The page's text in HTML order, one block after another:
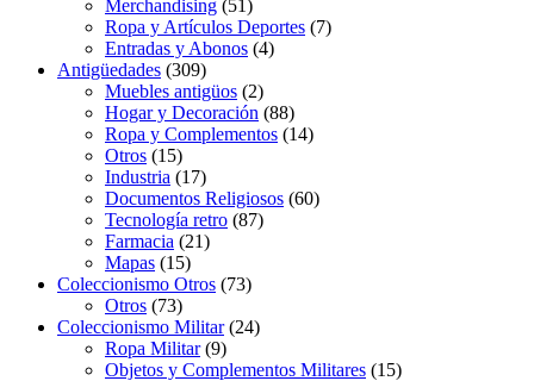
Merchandising (51)
Ropa y Artículos Deportes (7)
Entradas y Abonos (4)
Antigüedades (309)
Muebles antigüos (2)
Hogar y Decoración (88)
Ropa y Complementos (14)
Otros (15)
Industria (17)
Documentos Religiosos (60)
Tecnología retro (87)
Farmacia (21)
Mapas (15)
Coleccionismo Otros (73)
Otros (73)
Coleccionismo Militar(24)
Ropa Militar(9)
Objetos y Complementos Militares (15)